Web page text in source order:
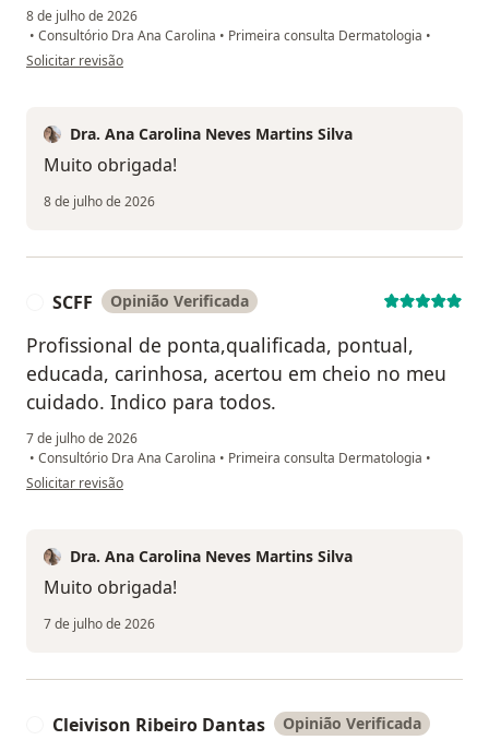
8 de julho de 2026
• Consultório Dra Ana Carolina • Primeira consulta Dermatologia •
na opinião do utilizador V.R.O
Solicitar revisão
Dra. Ana Carolina Neves Martins Silva
Muito obrigada!
8 de julho de 2026
SCFF Opinião Verificada
Profissional de ponta,qualificada, pontual,
educada, carinhosa, acertou em cheio no meu
cuidado. Indico para todos.
7 de julho de 2026
• Consultório Dra Ana Carolina • Primeira consulta Dermatologia •
na opinião do utilizador SCFF
Solicitar revisão
Dra. Ana Carolina Neves Martins Silva
Muito obrigada!
7 de julho de 2026
Cleivison Ribeiro Dantas Opinião Verificada